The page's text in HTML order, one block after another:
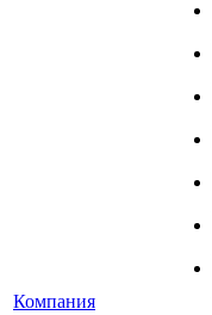
Компания